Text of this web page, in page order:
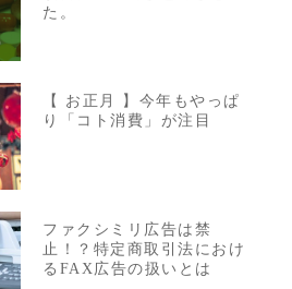
た。
【 お正月 】今年もやっぱ
り「コト消費」が注目
ファクシミリ広告は禁
止！？特定商取引法におけ
るFAX広告の扱いとは